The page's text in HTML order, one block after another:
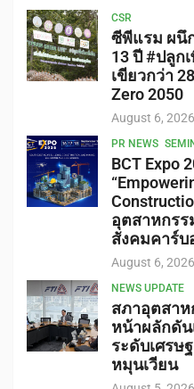
CSR
ซีพีแรม ผนึ
13 ปี #ปลูก
เขียวกว่า
Zero 2050
August 6, 2026
PR NEWS
BCT Expo
อุตสาหกรร
สังคมคาร์บ
August 6, 2026
NEWS UPDATE
สภาอุตสาห
หน้าผลักดัน
ระดับเศรษ
หมุนเวียน